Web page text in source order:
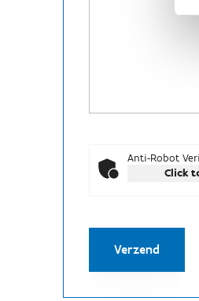
Anti-Robot
Click
Verzend